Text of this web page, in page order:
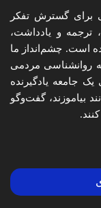
برای گسترش تفکر
ترجمه و یادداشت،
است. چشم‌انداز ما
روانشناسی مردمی
جامعه یادگیرنده
بیاموزند، گفت‌وگو